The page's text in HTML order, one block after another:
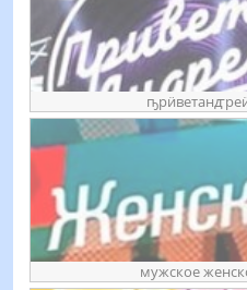
мужское